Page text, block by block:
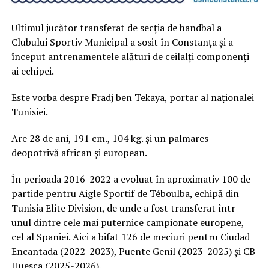
Ultimul jucător transferat de secția de handbal a
Clubului Sportiv Municipal a sosit în Constanța și a
început antrenamentele alături de ceilalți componenți
ai echipei.
Este vorba despre Fradj ben Tekaya, portar al naționalei
Tunisiei.
Are 28 de ani, 191 cm., 104 kg. și un palmares
deopotrivă african și european.
În perioada 2016-2022 a evoluat în aproximativ 100 de
partide pentru Aigle Sportif de Téboulba, echipă din
Tunisia Elite Division, de unde a fost transferat într-
unul dintre cele mai puternice campionate europene,
cel al Spaniei. Aici a bifat 126 de meciuri pentru Ciudad
Encantada (2022-2023), Puente Genil (2023-2025) și CB
Huesca (2025-2026).